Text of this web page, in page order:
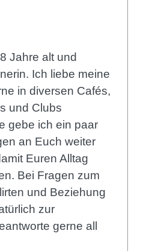
Jahre alt und
Ich liebe meine
in diversen Cafés,
und Clubs
gebe ich ein paar
an Euch weiter
Euren Alltag
Bei Fragen zum
und Beziehung
zur
gerne all